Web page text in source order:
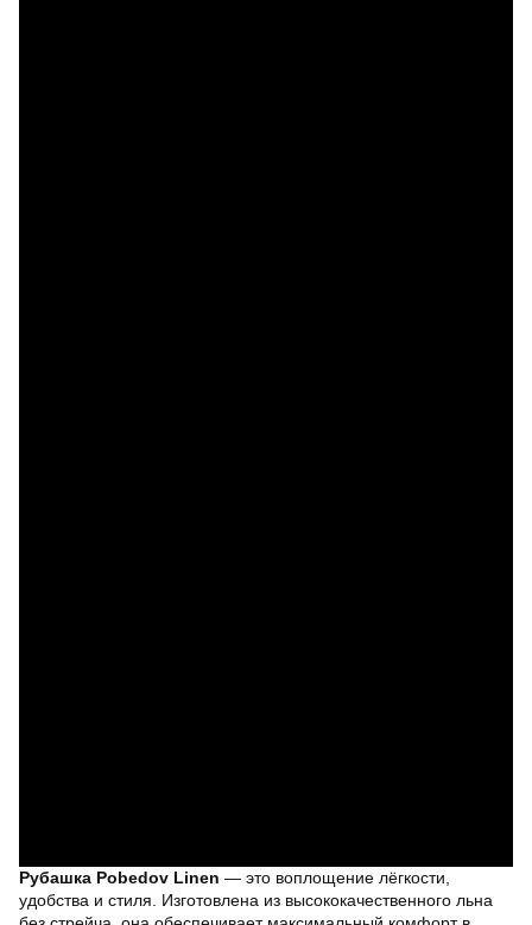
Рубашка Pobedov Linen — это воплощение лёгкости,
удобства и стиля. Изготовлена из высококачественного льна